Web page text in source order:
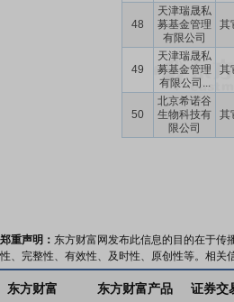
48
天津瑞晟私
募基金管理
有限公司
其
49
天津瑞晟私
募基金管理
有限公司...
其
50
北京希诺谷
生物科技有
限公司
其
郑重声明： 东方财富网发布此信息的目的在于传
性、完整性、有效性、及时性、原创性等。相
东方财富 东方财富产品 证券交